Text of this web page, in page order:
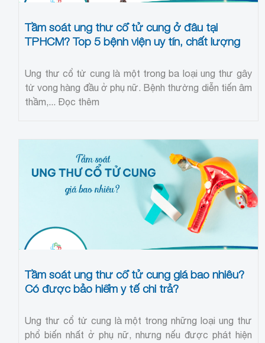
Tầm soát ung thư cổ tử cung ở đâu tại
TPHCM? Top 5 bệnh viện uy tín, chất lượng
Ung thư cổ tử cung là một trong ba loại ung thư gây
tử vong hàng đầu ở phụ nữ. Bệnh thường diễn tiến âm
thầm,... Đọc thêm
Tầm soát ung thư cổ tử cung giá bao nhiêu?
Có được bảo hiểm y tế chi trả?
Ung thư cổ tử cung là một trong những loại ung thư
phổ biến nhất ở phụ nữ, nhưng nếu được phát hiện